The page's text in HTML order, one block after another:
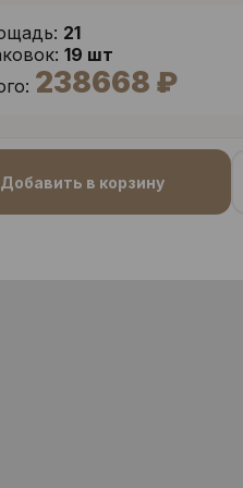
21
19 шт
238668 ₽
Добавить в корзину